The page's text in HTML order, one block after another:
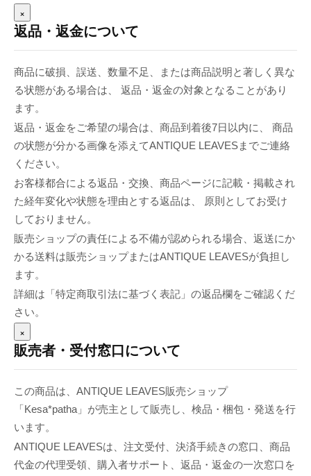
×
返品・返金について
商品に破損、誤送、数量不足、または商品説明と著しく異な
る状態がある場合は、 返品・返金の対象となることがあり
ます。
返品・返金をご希望の場合は、商品到着後7日以内に、 商品
の状態が分かる画像を添えてANTIQUE LEAVESまでご連絡
ください。
お客様都合による返品・交換、商品ページに記載・掲載され
た経年変化や状態を理由とする返品は、 原則としてお受け
しておりません。
販売ショップの責任による不備が認められる場合、返送にか
かる送料は販売ショップまたはANTIQUE LEAVESが負担し
ます。
詳細は「特定商取引法に基づく表記」の返品欄をご確認くだ
さい。
×
販売者・受付窓口について
この商品は、ANTIQUE LEAVES販売ショップ
「Kesa*patha」が売主として販売し、検品・梱包・発送を行
います。
ANTIQUE LEAVESは、注文受付、決済手続きの窓口、商品
代金の代理受領、購入者サポート、返品・返金の一次窓口を